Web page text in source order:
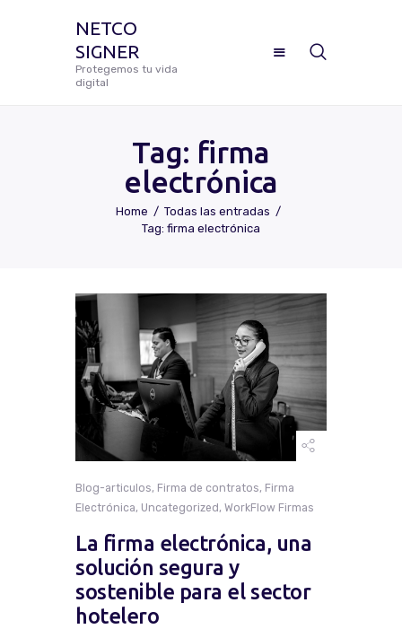
NETCO
SIGNER
Protegemos tu vida
digital
Tag: firma
electrónica
Home
Todas las entradas
Tag: firma electrónica
NETCO SIGNER
Manual De Uso Netco Signer
¿Cómo Configurar Tu Firma
Preguntas Frecuentes
Solicitar Soporte
Blog-articulos, Firma de contratos, Firma
Electrónica, Uncategorized , WorkFlow Firmas
La firma electrónica, una
solución segura y
sostenible para el sector
hotelero